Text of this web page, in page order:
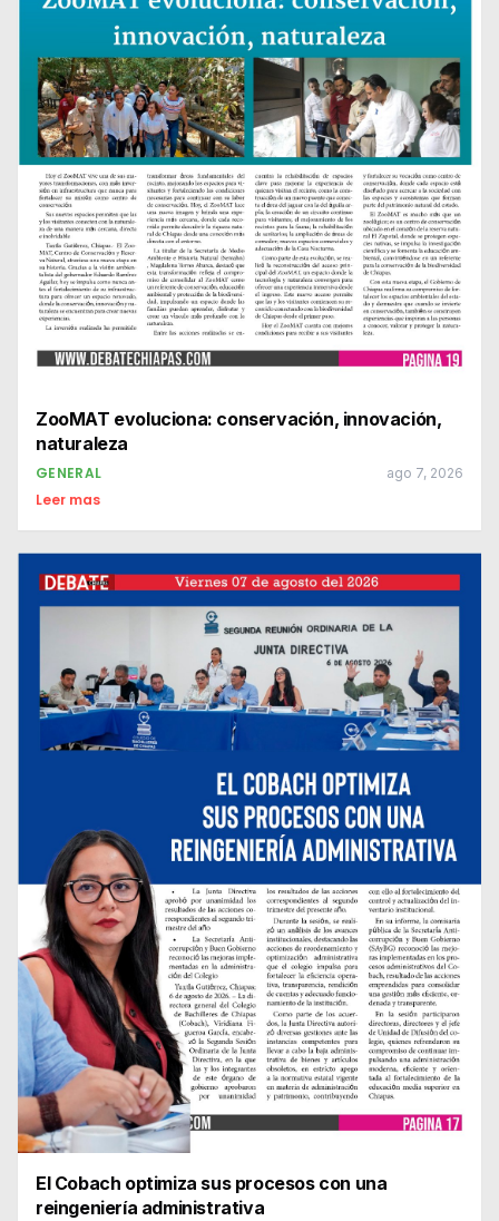
ZooMAT evoluciona: conservación, innovación,
naturaleza
GENERAL ago 7, 2026
Leer mas
El Cobach optimiza sus procesos con una
reingeniería administrativa